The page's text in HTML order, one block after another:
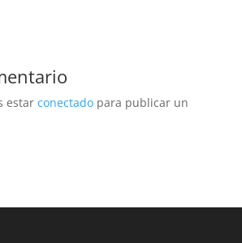
estar conectadopara publicar un